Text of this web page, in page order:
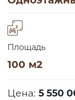
Площадь
100 м2
Цена: 5 550